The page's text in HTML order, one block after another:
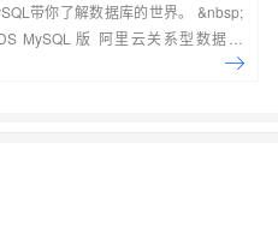
带你了解数据库的世界。 &nbsp;
MySQL 版 阿里云关系型数据库
）是一种稳定可靠、可弹性伸缩的在